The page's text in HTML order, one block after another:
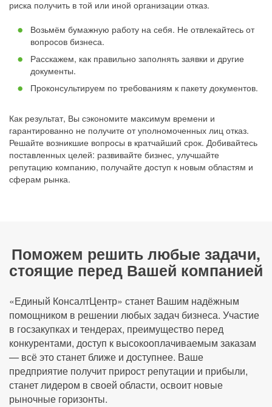
риска получить в той или иной организации отказ.
Возьмём бумажную работу на себя. Не отвлекайтесь от
вопросов бизнеса.
Расскажем, как правильно заполнять заявки и другие
документы.
Проконсультируем по требованиям к пакету документов.
Как результат, Вы сэкономите максимум времени и
гарантированно не получите от уполномоченных лиц отказ.
Решайте возникшие вопросы в кратчайший срок. Добивайтесь
поставленных целей: развивайте бизнес, улучшайте
репутацию компанию, получайте доступ к новым областям и
сферам рынка.
Поможем решить любые задачи,
стоящие перед Вашей компанией
«Единый КонсалтЦентр» станет Вашим надёжным
помощником в решении любых задач бизнеса. Участие
в госзакупках и тендерах, преимущество перед
конкурентами, доступ к высокооплачиваемым заказам
— всё это станет ближе и доступнее. Ваше
предприятие получит прирост репутации и прибыли,
станет лидером в своей области, освоит новые
рыночные горизонты.